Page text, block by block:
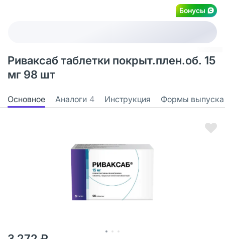
Бонусы
Риваксаб таблетки покрыт.плен.об. 15
мг 98 шт
Основное Аналоги 4 Инструкция Формы выпуска